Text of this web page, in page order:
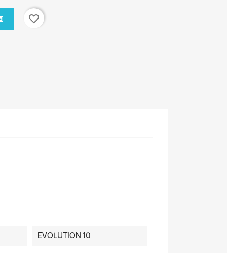
favorite_border
EVOLUTION 10